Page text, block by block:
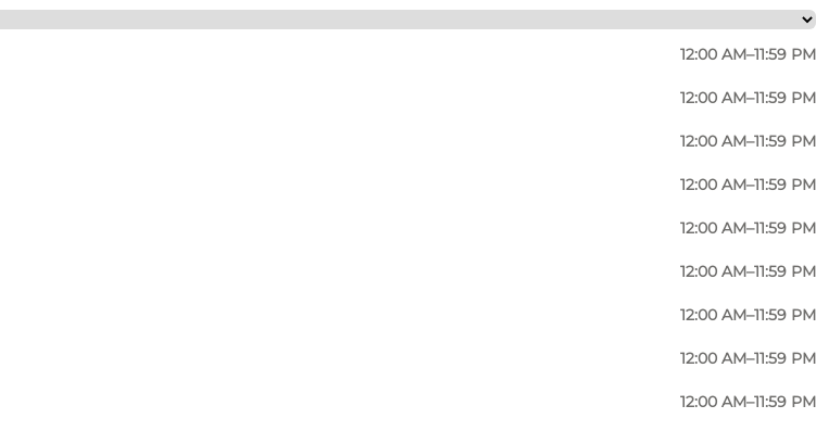
12:00 AM–11:59 PM
12:00 AM–11:59 PM
12:00 AM–11:59 PM
12:00 AM–11:59 PM
12:00 AM–11:59 PM
12:00 AM–11:59 PM
12:00 AM–11:59 PM
12:00 AM–11:59 PM
12:00 AM–11:59 PM
fra 1350. Stedet er det ideelle udgangspunkt for en historisk lærerig dag - uanset om I
i det daglige af frivillige kræfter. Besøg stedet, når de arrangerer forårsmarked eller
løber af stablen.
shelters med plads til ca. 30 overnattende samt adgang til toiletfaciliteter. Du kan
hjemmeside.